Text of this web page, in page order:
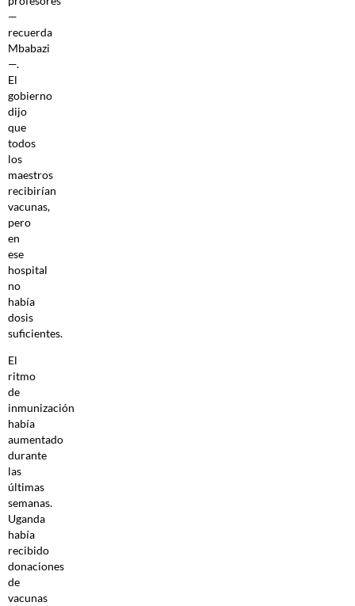
—
recuerda
Mbabazi
—.
El
gobierno
dijo
que
todos
los
maestros
recibirían
vacunas,
pero
en
ese
hospital
no
había
dosis
suficientes.
El
ritmo
de
inmunización
había
aumentado
durante
las
últimas
semanas.
Uganda
había
recibido
donaciones
de
vacunas